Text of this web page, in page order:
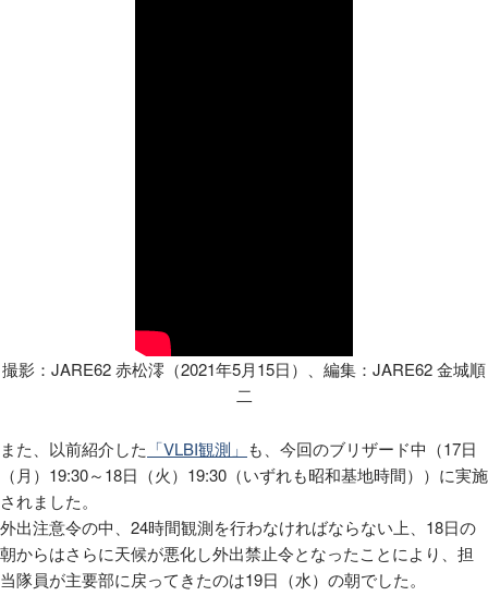
撮影： JARE62赤松澪（2021年5月15日）、編集： JARE62金城順
二
また、以前紹介した 「VLBI観測」 も、今回のブリザード中（17日
（月） 19:30～18日（火） 19:30 （いずれも昭和基地時間））に実施
されました。
外出注意令の中、 24時間観測を行わなければならない上、 18日の
朝からはさらに天候が悪化し外出禁止令となったことにより、担
当隊員が主要部に戻ってきたのは19日（水）の朝でした。